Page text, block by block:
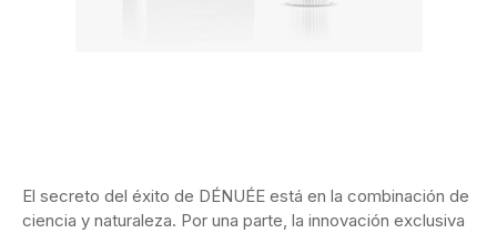
El secreto del éxito de DÉNUÉE está en la combinación de
ciencia y naturaleza. Por una parte, la innovación exclusiva